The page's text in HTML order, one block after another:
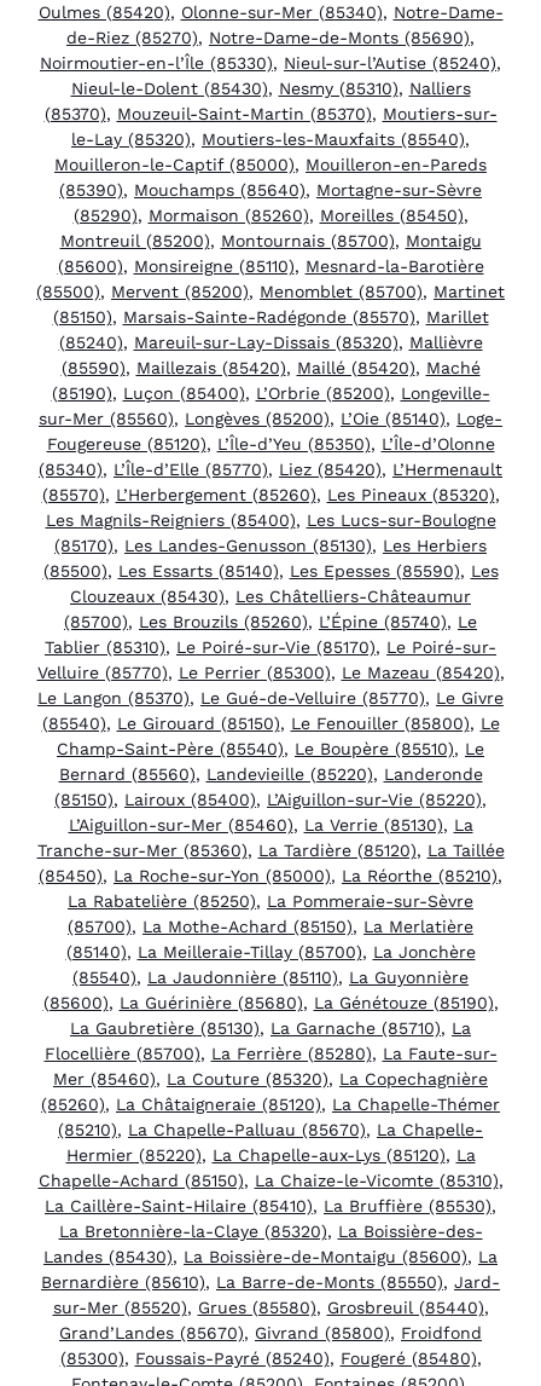
Oulmes (85420), Olonne-sur-Mer (85340), Notre-Dame-
de-Riez (85270), Notre-Dame-de-Monts (85690),
Noirmoutier-en-l’Île (85330), Nieul-sur-l’Autise (85240),
Nieul-le-Dolent (85430), Nesmy (85310), Nalliers
(85370), Mouzeuil-Saint-Martin (85370), Moutiers-sur-
le-Lay (85320), Moutiers-les-Mauxfaits (85540),
Mouilleron-le-Captif (85000), Mouilleron-en-Pareds
(85390), Mouchamps (85640), Mortagne-sur-Sèvre
(85290), Mormaison (85260), Moreilles (85450),
Montreuil (85200), Montournais (85700), Montaigu
(85600), Monsireigne (85110), Mesnard-la-Barotière
(85500), Mervent (85200), Menomblet (85700), Martinet
(85150), Marsais-Sainte-Radégonde (85570), Marillet
(85240), Mareuil-sur-Lay-Dissais (85320), Mallièvre
(85590), Maillezais (85420), Maillé (85420), Maché
(85190), Luçon (85400), L’Orbrie (85200), Longeville-
sur-Mer (85560), Longèves (85200), L’Oie (85140), Loge-
Fougereuse (85120), L’Île-d’Yeu (85350), L’Île-d’Olonne
(85340), L’Île-d’Elle (85770), Liez (85420), L’Hermenault
(85570), L’Herbergement (85260), Les Pineaux (85320),
Les Magnils-Reigniers (85400), Les Lucs-sur-Boulogne
(85170), Les Landes-Genusson (85130), Les Herbiers
(85500), Les Essarts (85140), Les Epesses (85590), Les
Clouzeaux (85430), Les Châtelliers-Châteaumur
(85700), Les Brouzils (85260), L’Épine (85740), Le
Tablier (85310), Le Poiré-sur-Vie (85170), Le Poiré-sur-
Velluire (85770), Le Perrier (85300), Le Mazeau (85420),
Le Langon (85370), Le Gué-de-Velluire (85770), Le Givre
(85540), Le Girouard (85150), Le Fenouiller (85800), Le
Champ-Saint-Père (85540), Le Boupère (85510), Le
Bernard (85560), Landevieille (85220), Landeronde
(85150), Lairoux (85400), L’Aiguillon-sur-Vie (85220),
L’Aiguillon-sur-Mer (85460), La Verrie (85130), La
Tranche-sur-Mer (85360), La Tardière (85120), La Taillée
(85450), La Roche-sur-Yon (85000), La Réorthe (85210),
La Rabatelière (85250), La Pommeraie-sur-Sèvre
(85700), La Mothe-Achard (85150), La Merlatière
(85140), La Meilleraie-Tillay (85700), La Jonchère
(85540), La Jaudonnière (85110), La Guyonnière
(85600), La Guérinière (85680), La Génétouze (85190),
La Gaubretière (85130), La Garnache (85710), La
Flocellière (85700), La Ferrière (85280), La Faute-sur-
Mer (85460), La Couture (85320), La Copechagnière
(85260), La Châtaigneraie (85120), La Chapelle-Thémer
(85210), La Chapelle-Palluau (85670), La Chapelle-
Hermier (85220), La Chapelle-aux-Lys (85120), La
Chapelle-Achard (85150), La Chaize-le-Vicomte (85310),
La Caillère-Saint-Hilaire (85410), La Bruffière (85530),
La Bretonnière-la-Claye (85320), La Boissière-des-
Landes (85430), La Boissière-de-Montaigu (85600), La
Bernardière (85610), La Barre-de-Monts (85550), Jard-
sur-Mer (85520), Grues (85580), Grosbreuil (85440),
Grand’Landes (85670), Givrand (85800), Froidfond
(85300), Foussais-Payré (85240), Fougeré (85480),